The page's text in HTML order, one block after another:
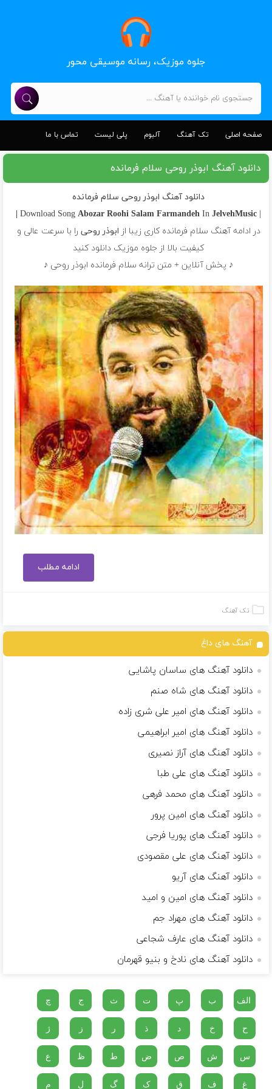
جلوه موزیک، رسانه موسیقی محور
صفحه اصلی تک آهنگ آلبوم پلی لیست تماس با ما
دانلود آهنگ ابوذر روحی سلام فرمانده
دانلود آهنگ ابوذر روحی سلام فرمانده
| Download Song
Abozar Roohi Salam Farmandeh InJelvehMusic |
در ادامه آهنگ سلام فرمانده کاری زیبا از ابوذر روحی را با سرعت عالی و
کیفیت بالا از جلوه موزیک دانلود کنید
♪ پخش آنلاین + متن ترانه سلام فرمانده ابوذر روحی ♪
ادامه مطلب
تک آهنگ
آهنگ های داغ
دانلود آهنگ های ساسان پاشایی
دانلود آهنگ های شاه صنم
دانلود آهنگ های امیر علی شری زاده
دانلود آهنگ های امیر ابراهیمی
دانلود آهنگ های آراز نصیری
دانلود آهنگ های علی طبا
دانلود آهنگ های محمد فرهی
دانلود آهنگ های امین پرور
دانلود آهنگ های پوریا فرجی
دانلود آهنگ های علی مقصودی
دانلود آهنگ های آریو
دانلود آهنگ های امین و امید
دانلود آهنگ های مهراد جم
دانلود آهنگ های عارف شجاعی
دانلود آهنگ های نادخ و بنیو قهرمان
الف ب پ ت ث ج چ
ح خ د ذ ر ز ژ
س ش ص ض ط ظ ع
غ ف ق ک گ ل م